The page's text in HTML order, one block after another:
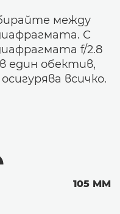
между
С
f/2.8
един обектив,
всичко.
105 MM